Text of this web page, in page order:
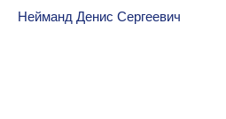
Нейманд Денис Сергеевич